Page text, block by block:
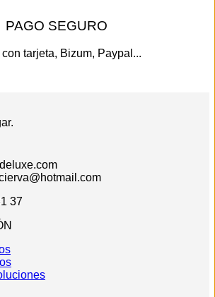
PAGO SEGURO
con tarjeta, Bizum, Paypal...
37